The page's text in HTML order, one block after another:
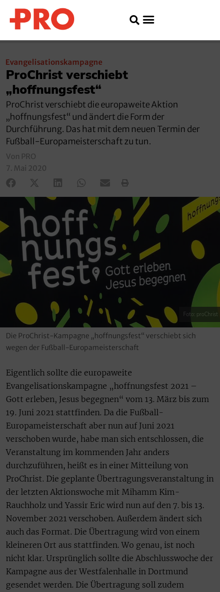
Evangelisationskampagne
ProChrist verschiebt
„hoffnungsfest“
ProChrist verschiebt die europaweite Aktion
„hoffnungsfest“ und ändert die Form der
Durchführung. Das hat mit dem neuen Termin der
Fußball-Europameisterschaft zu tun.
Von PRO
7. Mai 2020
Foto: proChrist
Die ProChrist-Kampagne „hoffnungsfest“ verschiebt sich
wegen der Fußball-Europameisterschaft
Eigentlich sollte die europaweite
Evangelisationskampagne „hoffnungsfest 2021 –
Gott erleben, Jesus begegnen“ vom 13. März bis zum
19. Juni 2021 stattfinden. Da die Fußball-
Europameisterschaft aber nun auf Juni 2021
verschoben wurde, habe man sich entschlossen, die
Veranstaltung im kommenden Jahr anders
durchzuführen, heißt es in einer Mitteilung von
ProChrist. Die geplante Übertragungsveranstaltung in
der letzten Aktionswoche mit Mihamm Kim-
Rauchholz und Yassir Eric wird nun auf den 7. bis 13.
November 2021 verschoben. Außerdem ändert sich
auch das Format. Die Übertragung wird von einem
kleineren Ort aus stattfinden. Wo genau, ist noch
nicht klar. Ursprünglich sollte die Abschlusswoche der
Kampagne aus der Westfalenhalle in Dortmund
gesendet werden. Die Übertragung soll zudem